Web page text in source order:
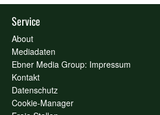
Service
About
Mediadaten
Ebner Media Group: Impressum
Kontakt
Datenschutz
Cookie-Manager